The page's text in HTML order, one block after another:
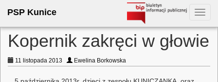
PSP Kunice
Kopernik zakręci w głowie
11 listopada 2013 Ewelina Borkowska